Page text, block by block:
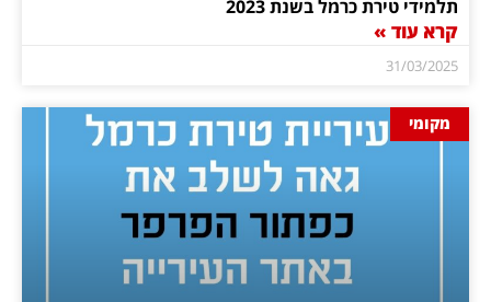
תלמידי טירת כרמל בשנת 2023
קרא עוד »
31/03/2025
מקומי